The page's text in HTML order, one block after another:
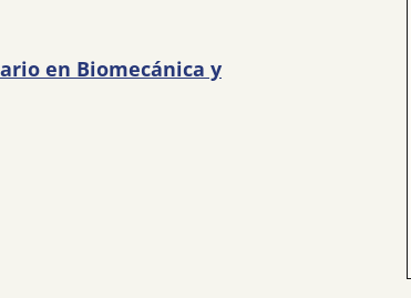
en Biomecánica y